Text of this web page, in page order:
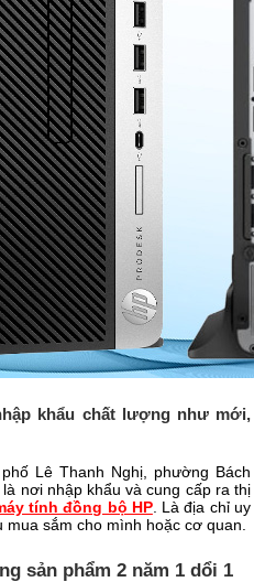
khẩu chất lượng như mới,
Lê Thanh Nghị, phường Bách
nơi nhập khẩu và cung cấp ra thị
tính đồng bộ HP. Là địa chỉ uy
sắm cho mình hoặc cơ quan.
sản phẩm 2 năm 1 dổi 1